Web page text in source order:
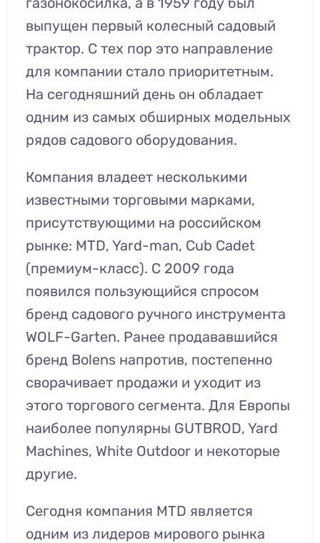
выпущен первый колесный садовый
трактор. С тех пор это направление
для компании стало приоритетным.
На сегодняшний день он обладает
одним из самых обширных модельных
рядов садового оборудования.
Компания владеет несколькими
известными торговыми марками,
присутствующими на российском
рынке: MTD, Yard-man, Cub Cadet
(премиум-класс). С 2009 года
появился пользующийся спросом
бренд садового ручного инструмента
WOLF-Garten. Ранее продававшийся
бренд Bolens напротив, постепенно
сворачивает продажи и уходит из
этого торгового сегмента. Для Европы
наиболее популярны GUTBROD, Yard
Machines, White Outdoor и некоторые
другие.
Сегодня компания MTD является
одним из лидеров мирового рынка